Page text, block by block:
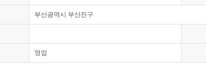
부산광역시 부산진구
영업